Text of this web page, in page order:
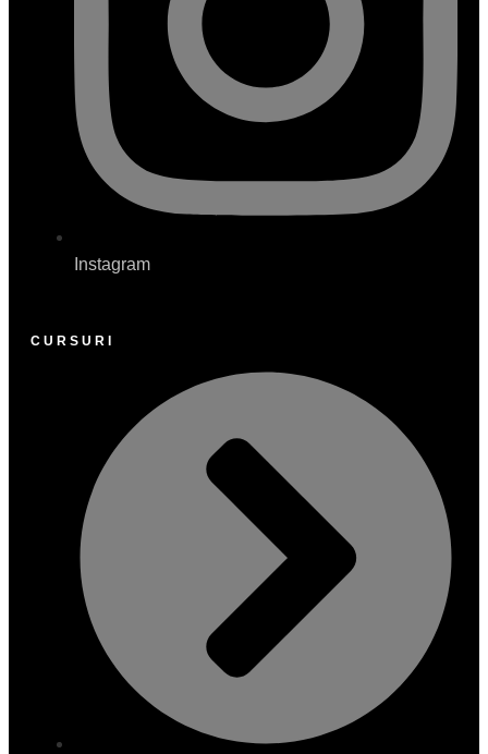
Instagram
CURSURI